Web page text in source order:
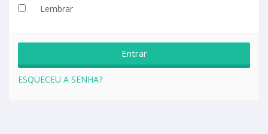
Lembrar
ESQUECEU A SENHA?